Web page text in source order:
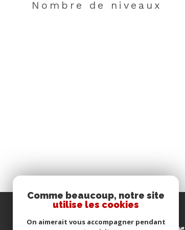
Nombre de niveaux
Comme beaucoup, notre site
utilise les cookies
On aimerait vous accompagner pendant